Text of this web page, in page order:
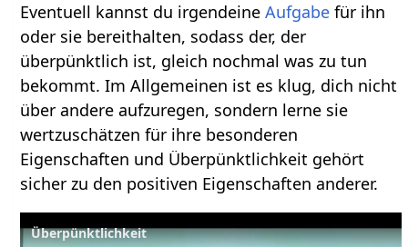
Eventuell kannst du irgendeineAufgabe für ihn
oder sie bereithalten, sodass der, der
überpünktlich ist, gleich nochmal was zu tun
bekommt. Im Allgemeinen ist es klug, dich nicht
über andere aufzuregen, sondern lerne sie
wertzuschätzen für ihre besonderen
Eigenschaften und Überpünktlichkeit gehört
sicher zu den positiven Eigenschaften anderer.
Überpünktlichkeit